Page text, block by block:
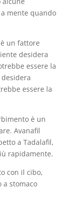
mente quando
un fattore
desidera
essere la
essere la
è un
Avanafil
a Tadalafil,
rapidamente.
con il cibo,
a stomaco